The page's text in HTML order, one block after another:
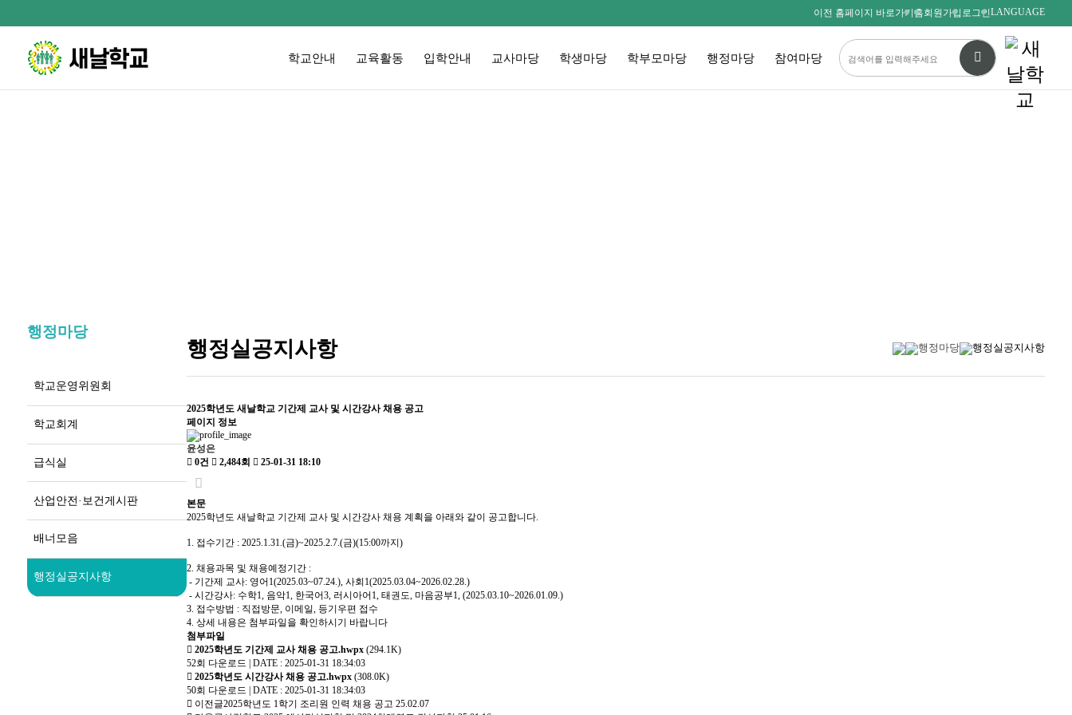
이전 홈페이지 바로가기홈회원가입 로그인LANGUAGE
학교안내 교육활동 입학안내 교사마당 학생마당 학부모마당 행정마당 참여마당
행정마당
학교운영위원회
학교회계
급식실
산업안전·보건게시판
배너모음
행정실공지사항
행정실공지사항 행정마당 행정실공지사항
2025학년도 새날학교 기간제 교사 및 시간강사 채용 공고
페이지 정보
윤성은
0건
2,484회 25-01-31 18:10
본문
2025학년도 새날학교 기간제 교사 및 시간강사 채용 계획을 아래와 같이 공고합니다.
1. 접수기간 : 2025.1.31.(금)~2025.2.7.(금)(15:00까지)
2. 채용과목 및 채용예정기간 :
- 기간제 교사: 영어1(2025.03~07.24.), 사회1(2025.03.04~2026.02.28.)
- 시간강사: 수학1, 음악1, 한국어3, 러시아어1, 태권도, 마음공부1, (2025.03.10~2026.01.09.)
3. 접수방법 : 직접방문, 이메일, 등기우편 접수
4. 상세 내용은 첨부파일을 확인하시기 바랍니다
첨부파일
2025학년도 기간제 교사 채용 공고.hwpx(294.1K)
52회 다운로드 | DATE : 2025-01-31 18:34:03
2025학년도 시간강사 채용 공고.hwpx(308.0K)
50회 다운로드 | DATE : 2025-01-31 18:34:03
이전글2025학년도 1학기 조리원 인력 채용 공고 25.02.07